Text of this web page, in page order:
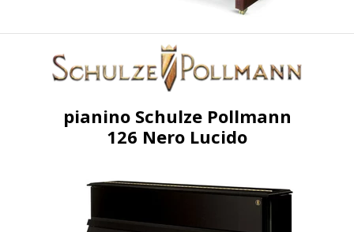
pianino Schulze Pollmann
126 Nero Lucido